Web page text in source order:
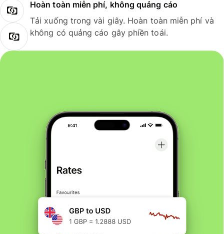
Hoàn toàn miễn phí, không quảng cáo
Tải xuống trong vài giây. Hoàn toàn miễn phí và
không có quảng cáo gây phiền toái.